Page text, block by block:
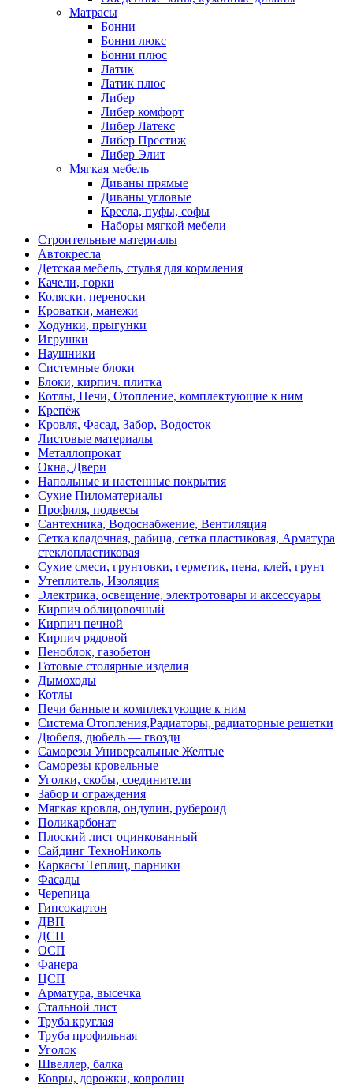
Матрасы
Бонни
Бонни люкс
Бонни плюс
Латик
Латик плюс
Либер
Либер комфорт
Либер Латекс
Либер Престиж
Либер Элит
Мягкая мебель
Диваны прямые
Диваны угловые
Кресла, пуфы, софы
Наборы мягкой мебели
Строительные материалы
Автокресла
Детская мебель, стулья для кормления
Качели, горки
Коляски. переноски
Кроватки, манежи
Ходунки, прыгунки
Игрушки
Наушники
Системные блоки
Блоки, кирпич. плитка
Котлы, Печи, Отопление, комплектующие к ним
Крепёж
Кровля, Фасад, Забор, Водосток
Листовые материалы
Металлопрокат
Окна, Двери
Напольные и настенные покрытия
Сухие Пиломатериалы
Профиля, подвесы
Сантехника, Водоснабжение, Вентиляция
Сетка кладочная, рабица, сетка пластиковая, Арматура
стеклопластиковая
Сухие смеси, грунтовки, герметик, пена, клей, грунт
Утеплитель, Изоляция
Электрика, освещение, электротовары и аксессуары
Кирпич облицовочный
Кирпич печной
Кирпич рядовой
Пеноблок, газобетон
Готовые столярные изделия
Дымоходы
Котлы
Печи банные и комплектующие к ним
Система Отопления,Радиаторы, радиаторные решетки
Дюбеля, дюбель — гвозди
Саморезы Универсальные Желтые
Саморезы кровельные
Уголки, скобы, соединители
Забор и ограждения
Мягкая кровля, ондулин, рубероид
Поликарбонат
Плоский лист оцинкованный
Сайдинг ТехноНиколь
Каркасы Теплиц, парники
Фасады
Черепица
Гипсокартон
ДВП
ДСП
ОСП
Фанера
ЦСП
Арматура, высечка
Стальной лист
Труба круглая
Труба профильная
Уголок
Швеллер, балка
Ковры, дорожки, ковролин